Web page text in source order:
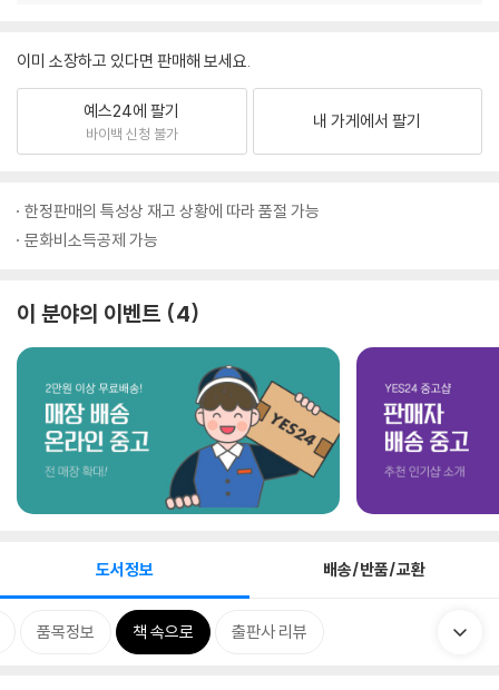
이미 소장하고 있다면 판매해 보세요.
예스24에 팔기
바이백 신청 불가
내 가게에서 팔기
한정판매의 특성상 재고 상황에 따라 품절 가능
문화비소득공제 가능
이 분야의 이벤트 4
도서정보 배송/반품/교환
품목정보 책 속으로 출판사 리뷰